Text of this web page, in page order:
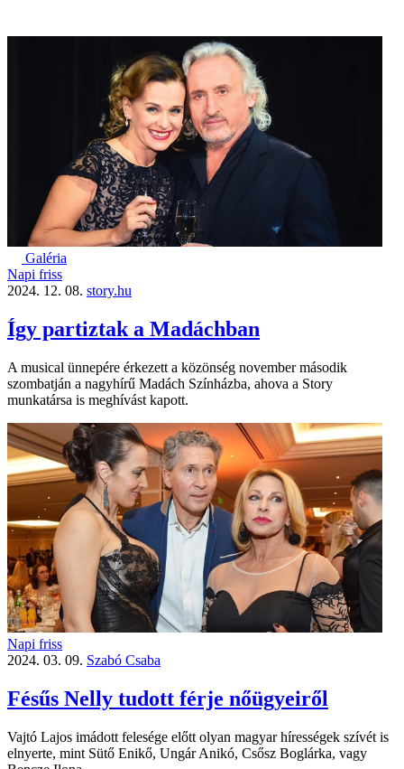
Galéria
Napi friss
2024. 12. 08. story.hu
Így partiztak a Madáchban
A musical ünnepére érkezett a közönség november második
szombatján a nagyhírű Madách Színházba, ahova a Story
munkatársa is meghívást kapott.
Napi friss
2024. 03. 09. Szabó Csaba
Fésűs Nelly tudott férje nőügyeiről
Vajtó Lajos imádott felesége előtt olyan magyar hírességek szívét is
elnyerte, mint Sütő Enikő, Ungár Anikó, Csősz Boglárka, vagy